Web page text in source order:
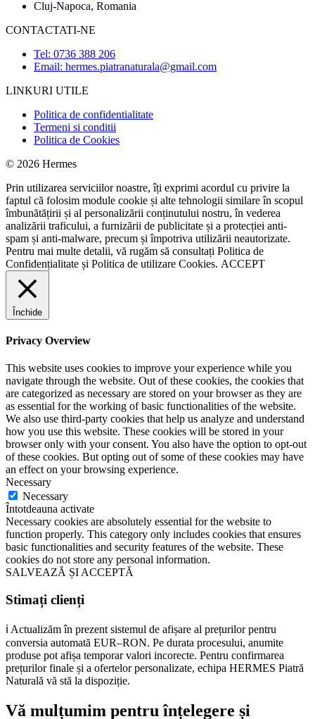
Cluj-Napoca, Romania
CONTACTATI-NE
Tel: 0736 388 206
Email: hermes.piatranaturala@gmail.com
LINKURI UTILE
Politica de confidentialitate
Termeni si conditii
Politica de Cookies
© 2026 Hermes
Prin utilizarea serviciilor noastre, îți exprimi acordul cu privire la
faptul că folosim module cookie și alte tehnologii similare în scopul
îmbunătățirii și al personalizării conținutului nostru, în vederea
analizării traficului, a furnizării de publicitate și a protecției anti-
spam și anti-malware, precum și împotriva utilizării neautorizate.
Pentru mai multe detalii, vă rugăm să consultați Politica de
Confidențialitate și Politica de utilizare Cookies. ACCEPT
Închide
Privacy Overview
This website uses cookies to improve your experience while you
navigate through the website. Out of these cookies, the cookies that
are categorized as necessary are stored on your browser as they are
as essential for the working of basic functionalities of the website.
We also use third-party cookies that help us analyze and understand
how you use this website. These cookies will be stored in your
browser only with your consent. You also have the option to opt-out
of these cookies. But opting out of some of these cookies may have
an effect on your browsing experience.
Necessary
Necessary
Întotdeauna activate
Necessary cookies are absolutely essential for the website to
function properly. This category only includes cookies that ensures
basic functionalities and security features of the website. These
cookies do not store any personal information.
SALVEAZĂ ȘI ACCEPTĂ
Stimați clienți
ℹ️ Actualizăm în prezent sistemul de afișare al prețurilor pentru
conversia automată EUR–RON. Pe durata procesului, anumite
produse pot afișa temporar valori incorecte. Pentru confirmarea
prețurilor finale și a ofertelor personalizate, echipa HERMES Piatră
Naturală vă stă la dispoziție.
Vă mulțumim pentru înțelegere și